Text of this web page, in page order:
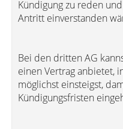
Kündigung zu reden
Antritt einverstanden
Bei den dritten AG
einen Vertrag anbietet,
möglichst einsteigst,
Kündigungsfristen